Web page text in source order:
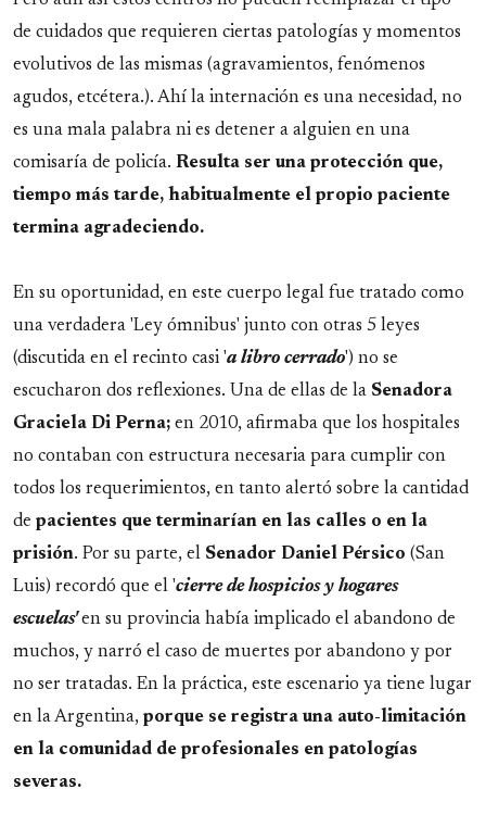
de cuidados que requieren ciertas patologías y momentos
evolutivos de las mismas (agravamientos, fenómenos
agudos, etcétera.). Ahí la internación es una necesidad, no
es una mala palabra ni es detener a alguien en una
comisaría de policía. Resulta ser una protección que,
tiempo más tarde, habitualmente el propio paciente
termina agradeciendo.
En su oportunidad, en este cuerpo legal fue tratado como
una verdadera 'Ley ómnibus' junto con otras 5 leyes
(discutida en el recinto casi 'a libro cerrado') no se
escucharon dos reflexiones. Una de ellas de la Senadora
Graciela Di Perna; en 2010, afirmaba que los hospitales
no contaban con estructura necesaria para cumplir con
todos los requerimientos, en tanto alertó sobre la cantidad
de pacientes que terminarían en las calles o en la
prisión. Por su parte, el Senador Daniel Pérsico (San
Luis) recordó que el 'cierre de hospicios y hogares
escuelas'en su provincia había implicado el abandono de
muchos, y narró el caso de muertes por abandono y por
no ser tratadas. En la práctica, este escenario ya tiene lugar
en la Argentina, porque se registra una auto-limitación
en la comunidad de profesionales en patologías
severas.